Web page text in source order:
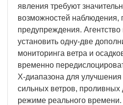
явления требуют
возможностей наблюдения,
предупреждения.
установить одну-две
мониторинга ветра и
временно
X-диапазона для улучшения
сильных ветров,
режиме реального времени.